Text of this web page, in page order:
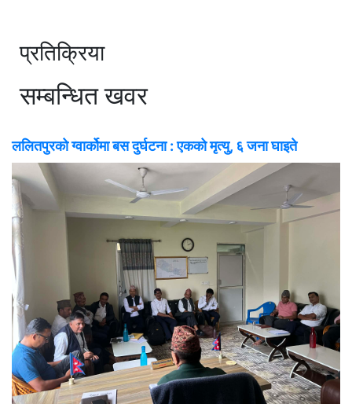
प्रतिक्रिया
सम्बन्धित खवर
ललितपुरको ग्वार्कोमा बस दुर्घटना : एकको मृत्यु, ६ जना घाइते